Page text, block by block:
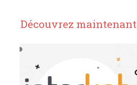
Découvrez maintenant